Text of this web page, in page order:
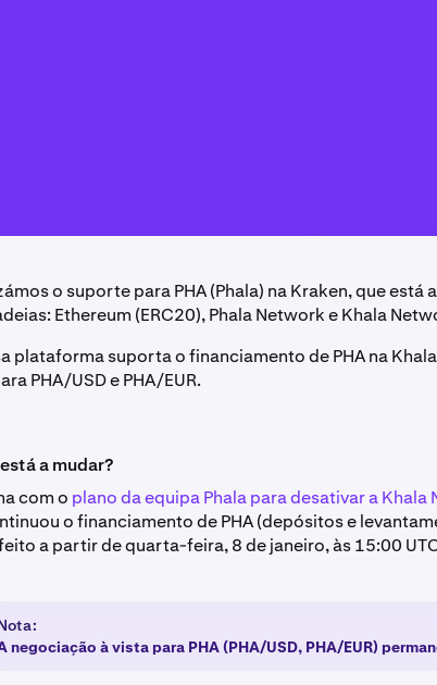
o suporte para PHA (Phala) na Kraken, que está
Ethereum (ERC20), Phala Network e Khala
plataforma suporta o financiamento de PHA na
PHA/USD e PHA/EUR.
a mudar?
com o plano da equipa Phala para desativar a Khala
o financiamento de PHA (depósitos e
a partir de quarta-feira, 8 de janeiro, às 15:00
negociação à vista para PHA (PHA/USD, PHA/EUR)